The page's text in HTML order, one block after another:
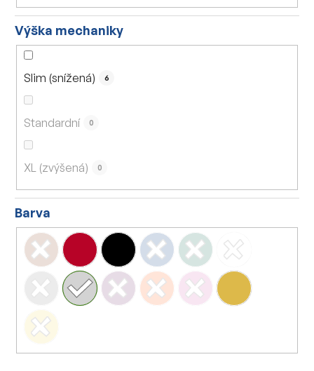
Výška mechaniky
Slim (snížená) 6
Standardní 0
XL (zvýšená) 0
Barva